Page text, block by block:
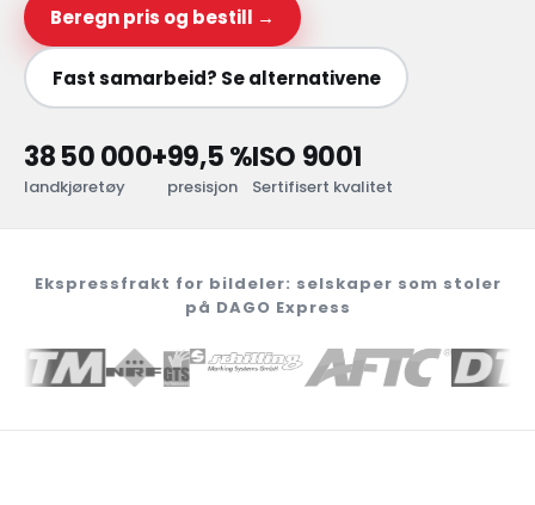
Beregn pris og bestill →
Fast samarbeid? Se alternativene
38
land
50 000+
kjøretøy
99,5 %
presisjon
ISO 9001
Sertifisert kvalitet
Ekspressfrakt for bildeler: selskaper som stoler
på DAGO Express